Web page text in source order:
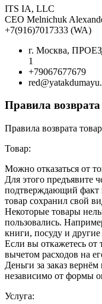
ITS IA, LLC
CEO Melnichuk
+7(916)7017333 (WA)
г. Москва,
1
+79067677679
Правила возврата
Правила возврата
Товар:
Можно отказаться от
Для этого предъявите
подтверждающий факт
товар сохранил свой
Некоторые товары
пользовались.
книги, посуду и
Если вы откажетесь от
вычетом расходов на
Деньги за заказ
независимо от формы
Услуга: